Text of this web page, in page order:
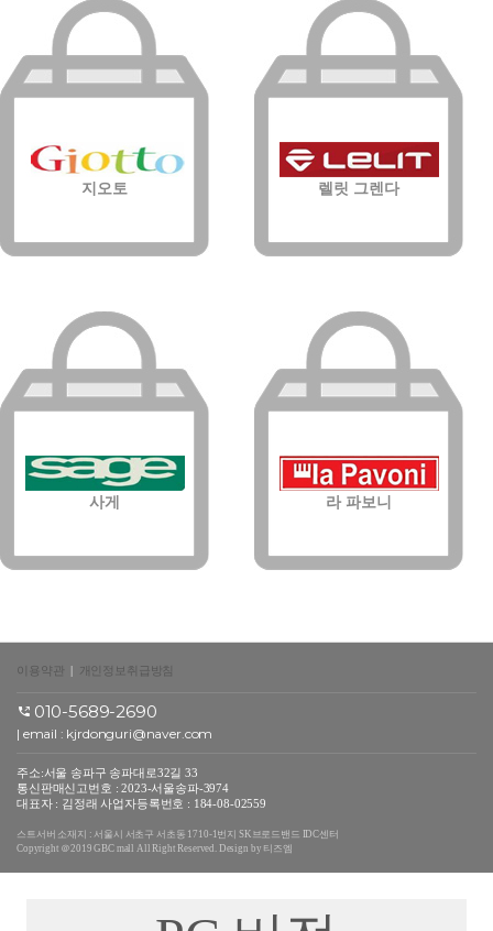
지오토 렐릿 그렌다
사게 라 파보니
이용약관 | 개인정보취급방침
010-5689-2690
| email : kjrdonguri@naver.com
주소:서울 송파구 송파대로32길 33
통신판매신고번호 : 2023-서울송파-3974
대표자 : 김정래 사업자등록번호 : 184-08-02559
스트서버 소재지 : 서울시 서초구 서초동 1710-1번지 SK브로드밴드 IDC센터
Copyright ＠2019 GBC mall All Right Reserved. Design by 티즈엠